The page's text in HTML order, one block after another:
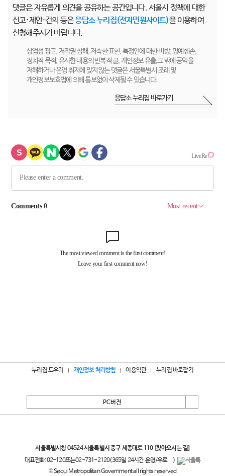
댓글은 자유롭게 의견을 공유하는 공간입니다. 서울시 정책에 대한
신고·제안·건의 등은응답소 누리집(전자민원사이트)을 이용하여
신청해주시기 바랍니다.
상업성 광고, 저작권 침해, 저속한 표현, 특정인에 대한 비방, 명예훼손,
정치적 목적, 유사한 내용의 반복적 글, 개인정보 유출,그 밖에 공익을
저해하거나 운영 취지에 맞지 않는 댓글은 서울특별시 조례 및
개인정보보호법에 의해 통보없이 삭제될 수 있습니다.
응답소 누리집 바로가기
누리집 도우미 개인정보 처리방침 이용약관 누리집 바로잡기
PC버전
서울특별시청 04524 서울특별시 중구 세종대로 110 [찾아오시는 길]
대표전화:02-120또는02-731-2120(365일 24시간 운영/유료
)
© Seoul Metropolitan Government all rights reserved